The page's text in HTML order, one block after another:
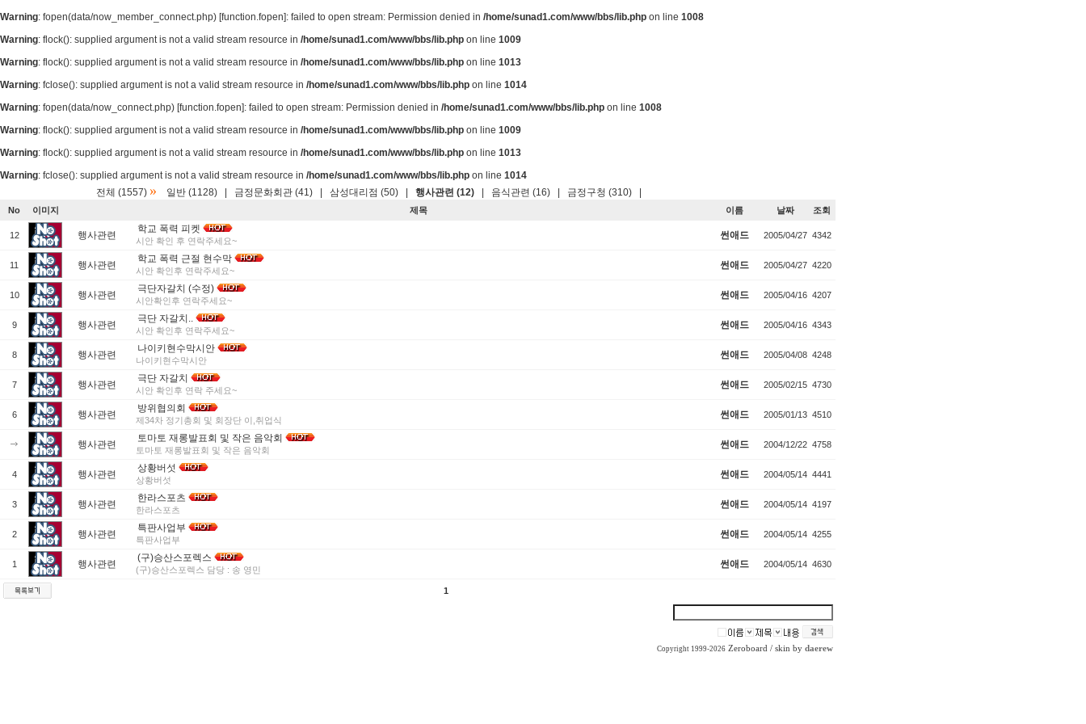
Warning: fopen(data/now_member_connect.php) [function.fopen]: failed to open stream: Permission denied in /home/sunad1.com/www/bbs/lib.php on line 1008
Warning: flock(): supplied argument is not a valid stream resource in /home/sunad1.com/www/bbs/lib.php on line 1009
Warning: flock(): supplied argument is not a valid stream resource in /home/sunad1.com/www/bbs/lib.php on line 1013
Warning: fclose(): supplied argument is not a valid stream resource in /home/sunad1.com/www/bbs/lib.php on line 1014
Warning: fopen(data/now_connect.php) [function.fopen]: failed to open stream: Permission denied in /home/sunad1.com/www/bbs/lib.php on line 1008
Warning: flock(): supplied argument is not a valid stream resource in /home/sunad1.com/www/bbs/lib.php on line 1009
Warning: flock(): supplied argument is not a valid stream resource in /home/sunad1.com/www/bbs/lib.php on line 1013
Warning: fclose(): supplied argument is not a valid stream resource in /home/sunad1.com/www/bbs/lib.php on line 1014
전체 (1557) » 일반 (1128) 금정문화회관 (41) 삼성대리점 (50) 행사관련 (12) 음식관련 (16) 금정구청 (310)
No 이미지 제목 이름 날짜 조회
12 행사관련
학교 폭력 피켓
시안 확인 후 연락주세요~ 썬애드 2005/04/27 4342
11 행사관련
학교 폭력 근절 현수막
시안 확인후 연락주세요~ 썬애드 2005/04/27 4220
10 행사관련
극단자갈치 (수정)
시안확인후 연락주세요~ 썬애드 2005/04/16 4207
9 행사관련
극단 자갈치..
시안 확인후 연락주세요~ 썬애드 2005/04/16 4343
8 행사관련
나이키현수막시안
나이키현수막시안 썬애드 2005/04/08 4248
7 행사관련
극단 자갈치
시안 확인후 연락 주세요~ 썬애드 2005/02/15 4730
6 행사관련
방위협의회
제34차 정기총회 및 회장단 이,취업식 썬애드 2005/01/13 4510
행사관련
토마토 재롱발표회 및 작은 음악회
토마토 재롱발표회 및 작은 음악회 썬애드 2004/12/22 4758
4 행사관련
상황버섯
상황버섯 썬애드 2004/05/14 4441
3 행사관련
한라스포츠
한라스포츠 썬애드 2004/05/14 4197
2 행사관련
특판사업부
특판사업부 썬애드 2004/05/14 4255
1 행사관련
(구)승산스포렉스
(구)승산스포렉스 담당 : 송 영민 썬애드 2004/05/14 4630
1
Copyright 1999-2026 Zeroboard / skin by daerew